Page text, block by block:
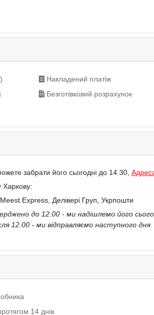
Накладений платіж
Безготівковий розрахунок
забрати його сьогодні до 14.30,
Харкову:
Express, Делівері Груп, Укрпошти
до 12.00 - ми надішлемо його
12.00 - ми відправляємо наступного дня
14 днів